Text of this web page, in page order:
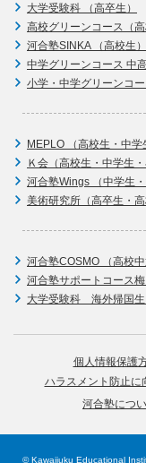
大学受験科 （高卒生）
高校グリーンコース（高
河合塾SINKA （高校生）
中学グリーンコース 中
小学・中学グリーンコ
MEPLO （高校生・中学
Ｋ会（高校生・中学生・
河合塾Wings （中学生・
美術研究所（高卒生・
河合塾COSMO （高校中
河合塾サポートコース
大学受験科 海外帰国生
個人情報保護
ハラスメント防止に
河合塾につ
© Kawaijuku Educational